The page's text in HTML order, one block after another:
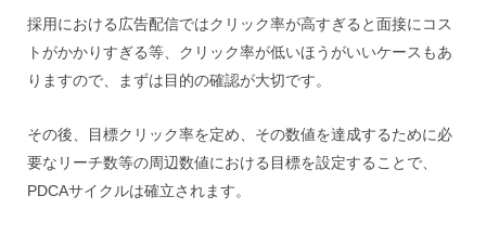
採用における広告配信ではクリック率が高すぎると面接にコス
トがかかりすぎる等、クリック率が低いほうがいいケースもあ
りますので、まずは目的の確認が大切です。
その後、目標クリック率を定め、その数値を達成するために必
要なリーチ数等の周辺数値における目標を設定することで、
PDCAサイクルは確立されます。